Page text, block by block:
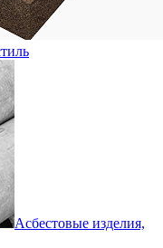
Асбестовые изделия,